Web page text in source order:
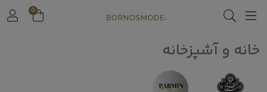
0
خانه و آشپزخانه